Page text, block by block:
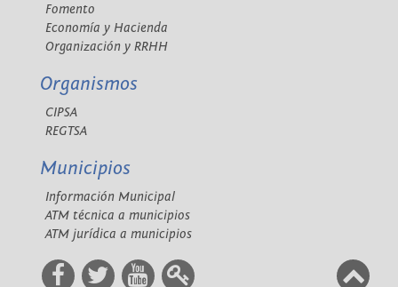
Fomento
Economía y Hacienda
Organización y RRHH
Organismos
CIPSA
REGTSA
Municipios
Información Municipal
ATM técnica a municipios
ATM jurídica a municipios